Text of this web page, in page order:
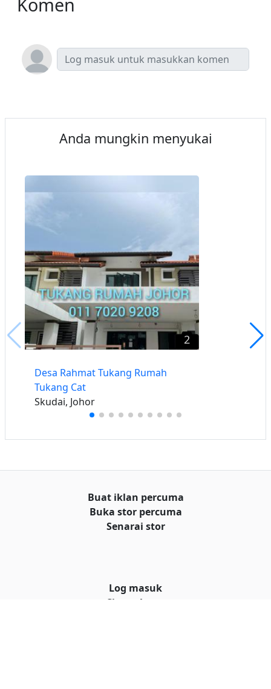
Anda mungkin menyukai
2
Desa Rahmat Tukang Rumah
Tukang Cat
Skudai, Johor
Buat iklan percuma
Buka stor percuma
Senarai stor
Log masuk
Cipta akaun